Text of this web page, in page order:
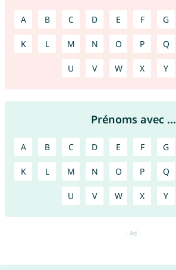
A B C D E F G
K L M N O P Q
U V W X Y
Prénoms avec ...
A B C D E F G
K L M N O P Q
U V W X Y